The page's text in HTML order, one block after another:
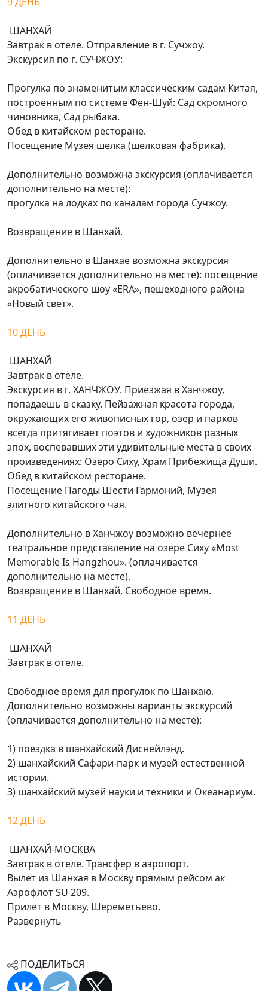
ШАНХАЙ
Завтрак в отеле. Отправление в г. Сучжоу.
Экскурсия по г. СУЧЖОУ:
Прогулка по знаменитым классическим садам Китая,
построенным по системе Фен-Шуй: Сад скромного
чиновника, Сад рыбака.
Обед в китайском ресторане.
Посещение Музея шелка (шелковая фабрика).
Дополнительно возможна экскурсия (оплачивается
дополнительно на месте):
прогулка на лодках по каналам города Сучжоу.
Возвращение в Шанхай.
Дополнительно в Шанхае возможна экскурсия
(оплачивается дополнительно на месте): посещение
акробатического шоу «ERA», пешеходного района
«Новый свет».
10 ДЕНЬ
ШАНХАЙ
Завтрак в отеле.
Экскурсия в г. ХАНЧЖОУ. Приезжая в Ханчжоу,
попадаешь в сказку. Пейзажная красота города,
окружающих его живописных гор, озер и парков
всегда притягивает поэтов и художников разных
эпох, воспевавших эти удивительные места в своих
произведениях: Озеро Сиху, Храм Прибежища Души.
Обед в китайском ресторане.
Посещение Пагоды Шести Гармоний, Музея
элитного китайского чая.
Дополнительно в Ханчжоу возможно вечернее
театральное представление на озере Сиху «Most
Memorable Is Hangzhou». (оплачивается
дополнительно на месте).
Возвращение в Шанхай. Свободное время.
11 ДЕНЬ
ШАНХАЙ
Завтрак в отеле.
Свободное время для прогулок по Шанхаю.
Дополнительно возможны варианты экскурсий
(оплачивается дополнительно на месте):
1) поездка в шанхайский Диснейлэнд.
2) шанхайский Сафари-парк и музей естественной
истории.
3) шанхайский музей науки и техники и Океанариум.
12 ДЕНЬ
ШАНХАЙ-МОСКВА
Завтрак в отеле. Трансфер в аэропорт.
Вылет из Шанхая в Москву прямым рейсом ак
Аэрофлот SU 209.
Прилет в Москву, Шереметьево.
Развернуть
ПОДЕЛИТЬСЯ